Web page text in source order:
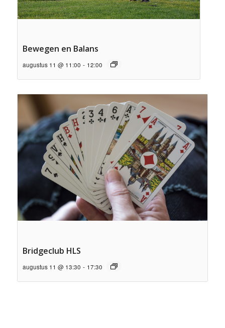
Bewegen en Balans
augustus 11 @ 11:00 - 12:00
Bridgeclub HLS
augustus 11 @ 13:30 - 17:30